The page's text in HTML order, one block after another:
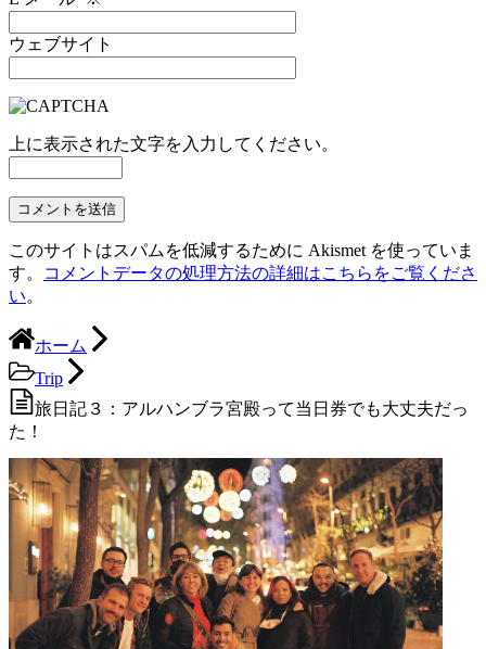
ウェブサイト
上に表示された文字を入力してください。
このサイトはスパムを低減するために Akismet を使っていま
す。
コメントデータの処理方法の詳細はこちらをご覧くださ
い。
ホーム
Trip
旅日記３：アルハンブラ宮殿って当日券でも大丈夫だっ
た！